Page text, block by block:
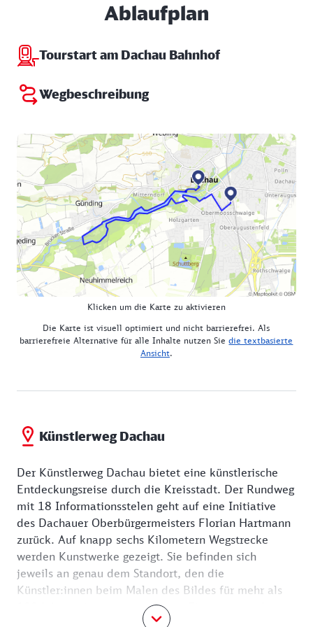
Ablaufplan
Tourstart am Dachau Bahnhof
Wegbeschreibung
Klicken um die Karte zu aktivieren
Die Karte ist visuell optimiert und nicht barrierefrei. Als
barrierefreie Alternative für alle Inhalte nutzen Siedie textbasierte
Ansicht.
Künstlerweg Dachau
Der Künstlerweg Dachau bietet eine künstlerische
Entdeckungsreise durch die Kreisstadt. Der Rundweg
mit 18 Informationsstelen geht auf eine Initiative
des Dachauer Oberbürgermeisters Florian Hartmann
zurück. Auf knapp sechs Kilometern Wegstrecke
werden Kunstwerke gezeigt. Sie befinden sich
jeweils an genau dem Standort, den die
Künstler:innen beim Malen des Bildes für mehr als
100 Jahren eingenommen hatte. Eine spannende
Erfahrung, denn man sieht zugleich den Ort von